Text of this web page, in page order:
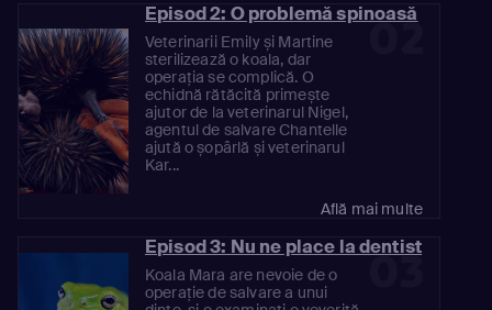
02
Episod 2: O problemă spinoasă
Veterinarii Emily și Martine
sterilizează o koala, dar
operația se complică. O
echidnă rătăcită primește
ajutor de la veterinarul Nigel,
agentul de salvare Chantelle
ajută o șopârlă și veterinarul
Kar...
Află mai multe
03
Episod 3: Nu ne place la dentist
Koala Mara are nevoie de o
operație de salvare a unui